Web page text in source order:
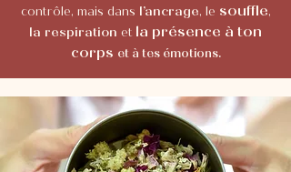
contrôle, mais dans l’ancrage, le souffle,
la respiration et la présence à ton
corps et à tes émotions.